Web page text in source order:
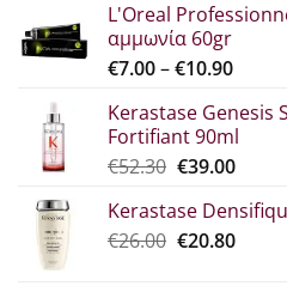
L'Oreal
αμμωνία 60gr
€7.00–€10.90Price
€7.00
€10.90
Kerastase Genesis
Fortifiant 90ml
€52.30 Original
was:
€52.30.
€39.00Η
τιμή
είναι:
Kerastase
€26.00 Original
€20.80Η